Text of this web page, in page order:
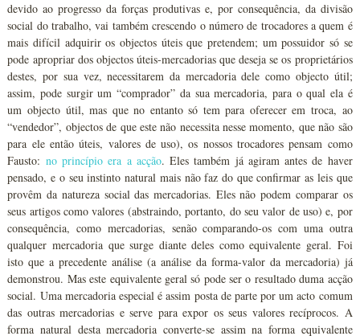
devido ao progresso da forças produtivas e, por consequência, da divisão
social do trabalho, vai também crescendo o número de trocadores a quem é
mais difícil adquirir os objectos úteis que pretendem; um possuidor só se
pode apropriar dos objectos úteis-mercadorias que deseja se os proprietários
destes, por sua vez, necessitarem da mercadoria dele como objecto útil;
assim, pode surgir um “comprador” da sua mercadoria, para o qual ela é
um objecto útil, mas que no entanto só tem para oferecer em troca, ao
“vendedor”, objectos de que este não necessita nesse momento, que não são
para ele então úteis, valores de uso), os nossos trocadores pensam como
Fausto: no princípio era a acção. Eles também já agiram antes de haver
pensado, e o seu instinto natural mais não faz do que confirmar as leis que
provêm da natureza social das mercadorias. Eles não podem comparar os
seus artigos como valores (abstraindo, portanto, do seu valor de uso) e, por
consequência, como mercadorias, senão comparando-os com uma outra
qualquer mercadoria que surge diante deles como equivalente geral. Foi
isto que a precedente análise (a análise da forma-valor da mercadoria) já
demonstrou. Mas este equivalente geral só pode ser o resultado duma acção
social. Uma mercadoria especial é assim posta de parte por um acto comum
das outras mercadorias e serve para expor os seus valores recíprocos. A
forma natural desta mercadoria converte-se assim na forma equivalente